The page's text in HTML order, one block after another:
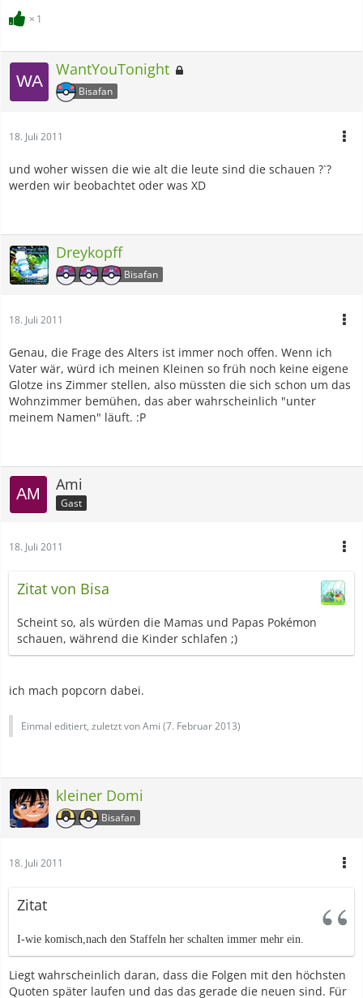
1
WantYouTonight
Bisafan
18. Juli 2011
und woher wissen die wie alt die leute sind die schauen ?`?
werden wir beobachtet oder was XD
Dreykopff
Bisafan
18. Juli 2011
Genau, die Frage des Alters ist immer noch offen. Wenn ich
Vater wär, würd ich meinen Kleinen so früh noch keine eigene
Glotze ins Zimmer stellen, also müssten die sich schon um das
Wohnzimmer bemühen, das aber wahrscheinlich "unter
meinem Namen" läuft. :P
Ami
Gast
18. Juli 2011
Zitat von Bisa
Scheint so, als würden die Mamas und Papas Pokémon
schauen, während die Kinder schlafen ;)
ich mach popcorn dabei.
Einmal editiert, zuletzt von Ami (7. Februar 2013)
kleiner Domi
Bisafan
18. Juli 2011
Zitat
I-wie komisch,nach den Staffeln her schalten immer mehr ein.
Liegt wahrscheinlich daran, dass die Folgen mit den höchsten
Quoten später laufen und das das gerade die neuen sind. Für